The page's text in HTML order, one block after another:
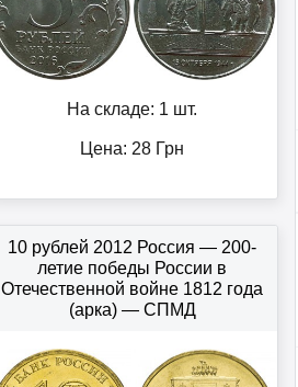
На складе: 1 шт.
Цена: 28 Грн
10 рублей 2012 Россия — 200-
летие победы России в
Отечественной войне 1812 года
(арка) — СПМД